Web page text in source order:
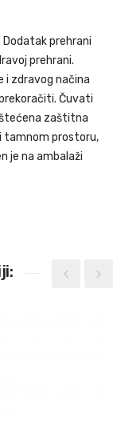
Dodatak prehrani
prehrani.
i zdravog načina
Čuvati
zaštitna
tamnom prostoru,
je na ambalaži